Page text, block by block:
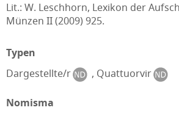
Lit.: W. Leschhorn, Lexikon der
Münzen II (2009) 925.
Typen
Dargestellte/r
, Quattuorvir
Nomisma